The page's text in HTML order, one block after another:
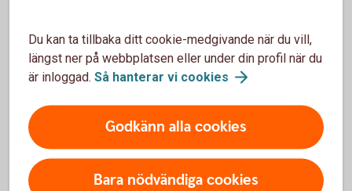
enskild egendom, gäller även om man byter bostad. I
takt med att bostaden ökar i värde ökar värdet på
den enskilda egendomen, och detta gäller till och
Enkelt uttryckt innebär det att 500 000 kronor i
enskild egendom kan bli 1 000 000 om andelen ökar
i värde med 500 000.
Du kan ta tillbaka ditt cookie-medgivande när du vill,
längst ner på webbplatsen eller under din profil när du
är inloggad. Så hanterar vi cookies
Godkänn alla cookies
Bara nödvändiga cookies